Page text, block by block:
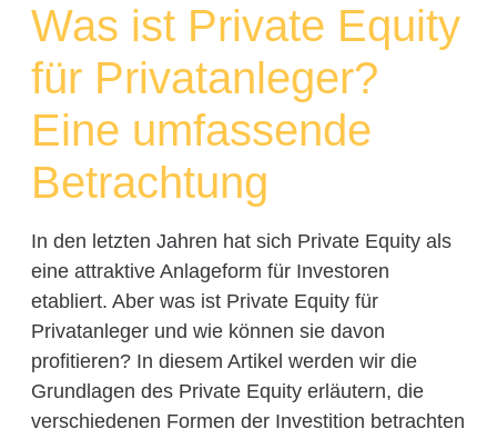
Was ist Private Equity
für Privatanleger?
Eine umfassende
Betrachtung
In den letzten Jahren hat sich Private Equity als
eine attraktive Anlageform für Investoren
etabliert. Aber was ist Private Equity für
Privatanleger und wie können sie davon
profitieren? In diesem Artikel werden wir die
Grundlagen des Private Equity erläutern, die
verschiedenen Formen der Investition betrachten